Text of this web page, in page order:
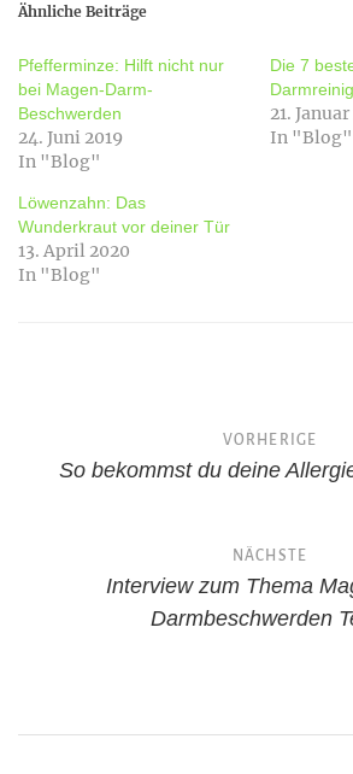
Ähnliche Beiträge
Pfefferminze: Hilft nicht nur
bei Magen-Darm-
Beschwerden
24. Juni 2019
In "Blog"
Die 7
21.
In "Blog"
Löwenzahn: Das
Wunderkraut vor deiner Tür
13. April 2020
In "Blog"
Beitragsnavigation
VORHERIGE
So bekommst du deine
NÄCHSTE
Interview zum Thema
Darmbeschwerden